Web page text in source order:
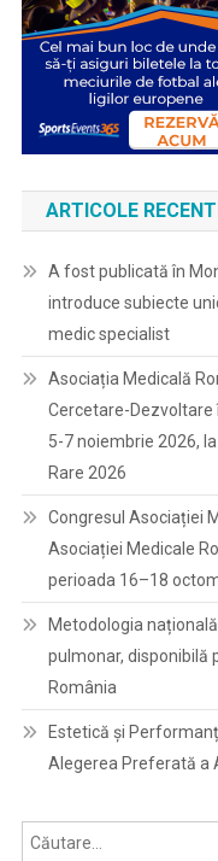
ARTICOLE
A fost publicată în
introduce subiecte
medic specialist
Asociația Medicală
Cercetare-Dezvoltare
5-7 noiembrie 2026,
Rare 2026
Congresul Asociației
Asociației Medicale
perioada 16–18
Metodologia
pulmonar, disponibilă
România
Estetică și
Alegerea Preferată a